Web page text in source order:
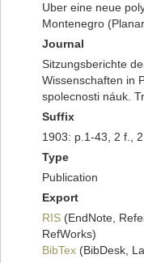
Uber eine neue
Montenegro
Journal
Sitzungsberichte
Wissenschaften in
spolecnosti náuk.
Suffix
1903: p.1-43, 2 f., 2
Type
Publication
Export
RIS (EndNote,
RefWorks)
BibTex (BibDesk,